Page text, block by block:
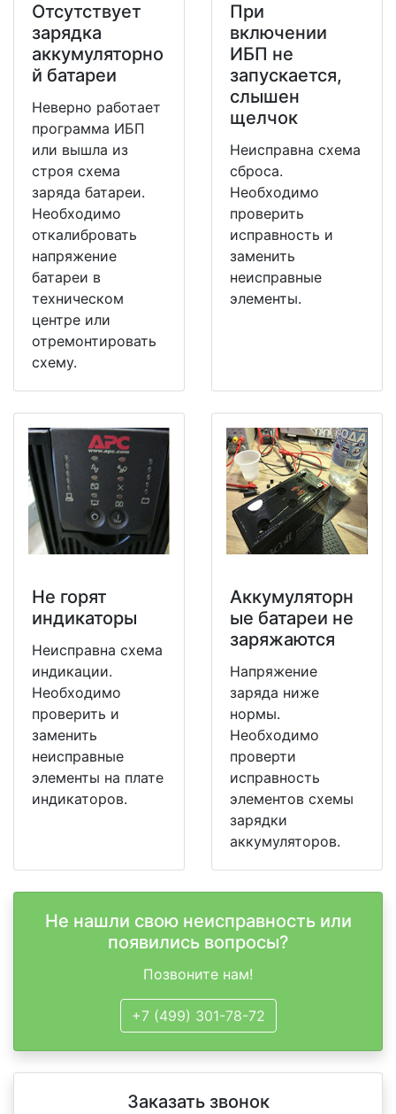
Отсутствует
зарядка
аккумуляторно
й батареи
Неверно работает
программа ИБП
или вышла из
строя схема
заряда батареи.
Необходимо
откалибровать
напряжение
батареи в
техническом
центре или
отремонтировать
схему.
При
включении
ИБП не
запускается,
слышен
щелчок
Неисправна схема
сброса.
Необходимо
проверить
исправность и
заменить
неисправные
элементы.
Не горят
индикаторы
Неисправна схема
индикации.
Необходимо
проверить и
заменить
неисправные
элементы на плате
индикаторов.
Аккумуляторн
ые батареи не
заряжаются
Напряжение
заряда ниже
нормы.
Необходимо
проверти
исправность
элементов схемы
зарядки
аккумуляторов.
Не нашли свою неисправность или
появились вопросы?
Позвоните нам!
+7 (499) 301-78-72
Заказать звонок